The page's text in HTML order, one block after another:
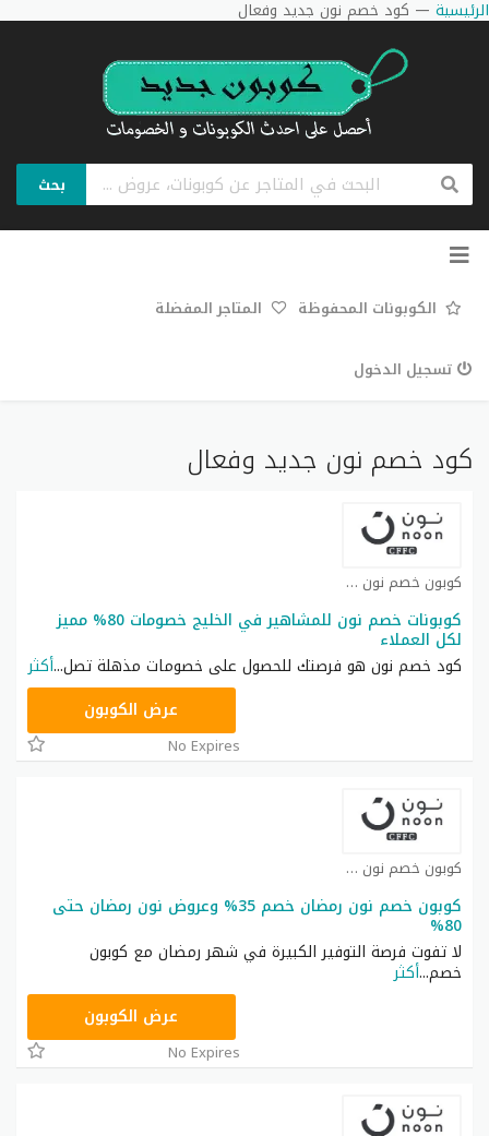
الرئيسية — كود خصم نون جديد وفعال
بحث
تخطي
الكوبونات المحفوظة المتاجر المفضلة
تسجيل الدخول
كود خصم نون جديد وفعال
كوبون خصم نون كوبون
كوبونات خصم نون للمشاهير في الخليج خصومات 80% مميز
لكل العملاء
كود خصم نون هو فرصتك للحصول على خصومات مذهلة تصل...أكثر
RRF24عرض الكوبون
No Expires
كوبون خصم نون كوبون
كوبون خصم نون رمضان خصم 35% وعروض نون رمضان حتى
80%
لا تفوت فرصة التوفير الكبيرة في شهر رمضان مع كوبون
خصم...أكثر
RRF24عرض الكوبون
No Expires